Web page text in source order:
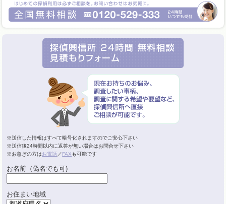
※送信した情報はすべて暗号化されますのでご安心下さい
※送信後24時間以内に返答が無い場合はお問合せ下さい
※お急ぎの方はお電話 ／FAX も可能です
お名前（偽名でも可)
お住まい地域